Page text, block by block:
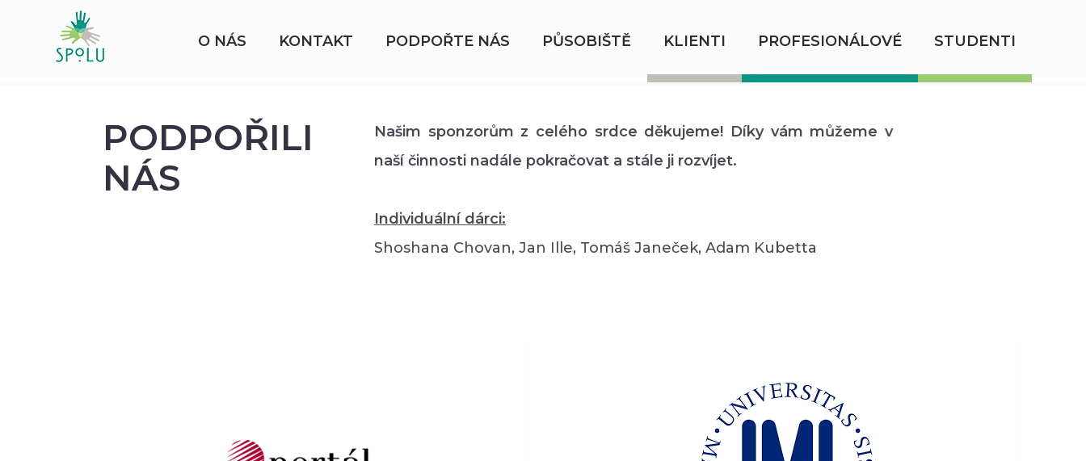
O NÁS KONTAKT PODPOŘTE NÁS PŮSOBIŠTĚ KLIENTI PROFESIONÁLOVÉ STUDENTI
PODPOŘILI
NÁS
Našim sponzorům z celého srdce děkujeme! Díky vám můžeme v
naší činnosti nadále pokračovat a stále ji rozvíjet.
Individuální dárci:
Shoshana Chovan, Jan Ille, Tomáš Janeček, Adam Kubetta